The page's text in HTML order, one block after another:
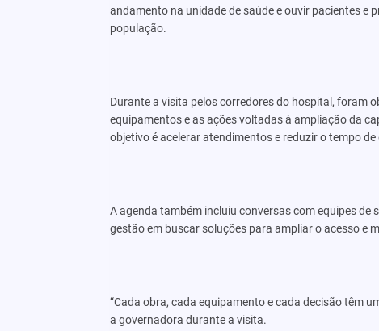
andamento na unidade de saúde e ouvir pacientes
população.
Durante a visita pelos corredores do hospital, foram
equipamentos e as ações voltadas à ampliação da
objetivo é acelerar atendimentos e reduzir o tempo
A agenda também incluiu conversas com equipes
gestão em buscar soluções para ampliar o acesso e
“Cada obra, cada equipamento e cada decisão têm
a governadora durante a visita.